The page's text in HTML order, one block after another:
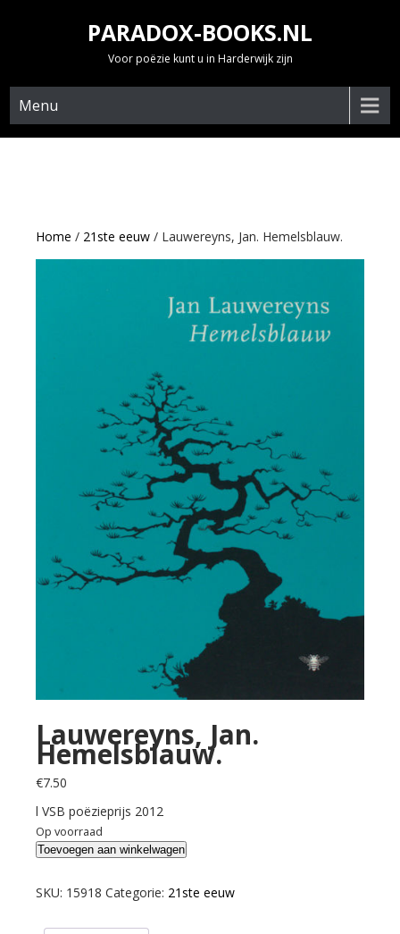
PARADOX-BOOKS.NL
Voor poëzie kunt u in Harderwijk zijn
Menu
Home / 21ste eeuw / Lauwereyns, Jan. Hemelsblauw.
Lauwereyns, Jan.
Hemelsblauw.
€7.50
l VSB poëzieprijs 2012
Op voorraad
Lauwereyns,
Hemelsblauw.
Toevoegen aan winkelwagen
SKU: 15918 Categorie: 21ste eeuw